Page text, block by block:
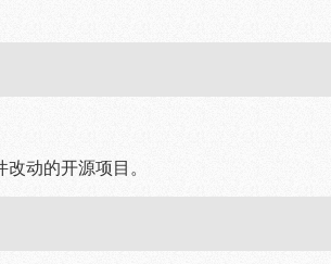
动的开源项目。